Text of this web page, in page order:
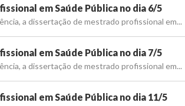
em Saúde Pública no dia 6/5
a dissertação de mestrado profissional em...
em Saúde Pública no dia 7/5
a dissertação de mestrado profissional em...
em Saúde Pública no dia 11/5